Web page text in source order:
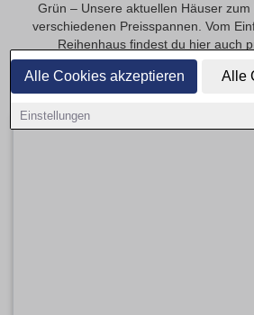
Alle Cookies akzeptieren Alle
Einstellungen
Grün – Unsere aktuellen Häuser
verschiedenen Preisspannen. Vom
Reihenhaus findest du hier auch
passende Objekte in